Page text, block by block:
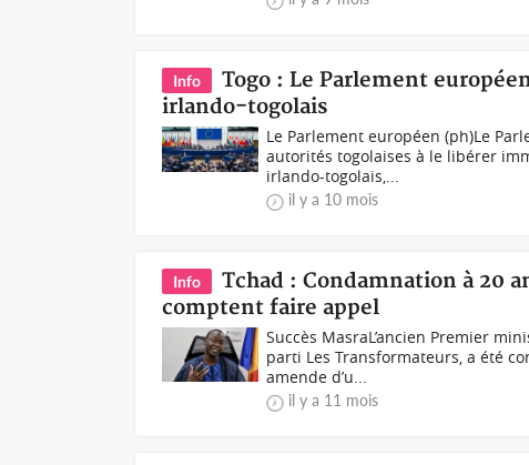
Info
Togo : Le Parlement
irlando-togolais
Le Parlement européen (ph)Le
autorités togolaises à le libérer
irlando-togolais,...
il y a 10 mois
Info
Tchad : Condamnation à 20
comptent faire appel
Succès MasraL’ancien Premier
parti Les Transformateurs, a été
amende d’u...
il y a 11 mois